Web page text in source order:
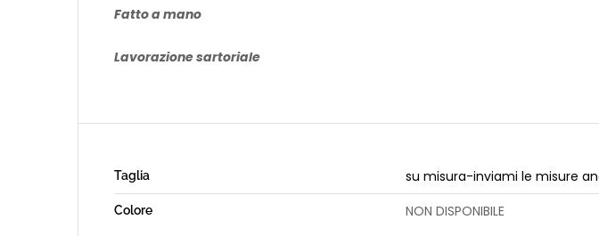
Fatto a mano
Lavorazione sartoriale
Taglia su misura-inviami le misure
Colore NON DISPONIBILE